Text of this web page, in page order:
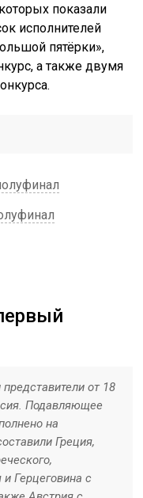
показали
исполнителей
пятёрки»,
а также двумя
от 18
Подавляющее
на
Греция,
и Герцеговина с